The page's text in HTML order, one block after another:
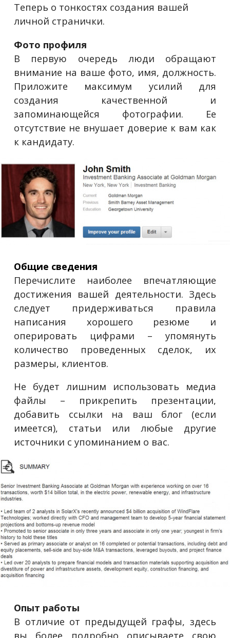
Теперь о тонкостях создания вашей
личной странички.
Фото профиля
В первую очередь люди обращают
внимание на ваше фото, имя, должность.
Приложите максимум усилий для
создания качественной и
запоминающейся фотографии. Ее
отсутствие не внушает доверие к вам как
к кандидату.
Общие сведения
Перечислите наиболее впечатляющие
достижения вашей деятельности. Здесь
следует придерживаться правила
написания хорошего резюме и
оперировать цифрами – упомянуть
количество проведенных сделок, их
размеры, клиентов.
Не будет лишним использовать медиа
файлы – прикрепить презентации,
добавить ссылки на ваш блог (если
имеется), статьи или любые другие
источники с упоминанием о вас.
Опыт работы
В отличие от предыдущей графы, здесь
вы более подробно описываете свою